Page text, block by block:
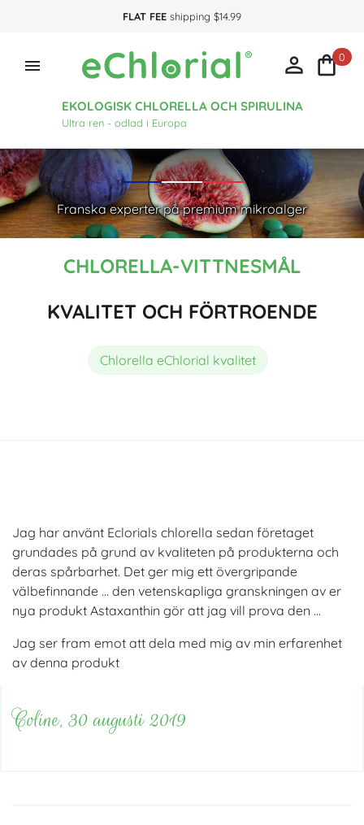
FLAT FEE shipping $14.99

EKOLOGISK CHLORELLA OCH SPIRULINA
Ultra ren - odlad i Europa
 0
Franska experter på premium mikroalger
CHLORELLA-VITTNESMÅL
KVALITET OCH FÖRTROENDE
Chlorella eChlorial kvalitet
Jag har använt Eclorials chlorella sedan företaget
grundades på grund av kvaliteten på produkterna och
deras spårbarhet. Det ger mig ett övergripande
välbefinnande … den vetenskapliga granskningen av er
nya produkt Astaxanthin gör att jag vill prova den …
Jag ser fram emot att dela med mig av min erfarenhet
av denna produkt
Coline, 30 augusti 2019